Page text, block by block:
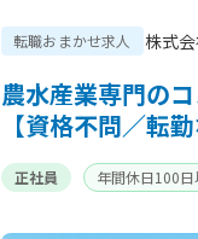
転職おまかせ求人 株式
農水産業専門の
【資格不問／転
正社員 年間休日100日